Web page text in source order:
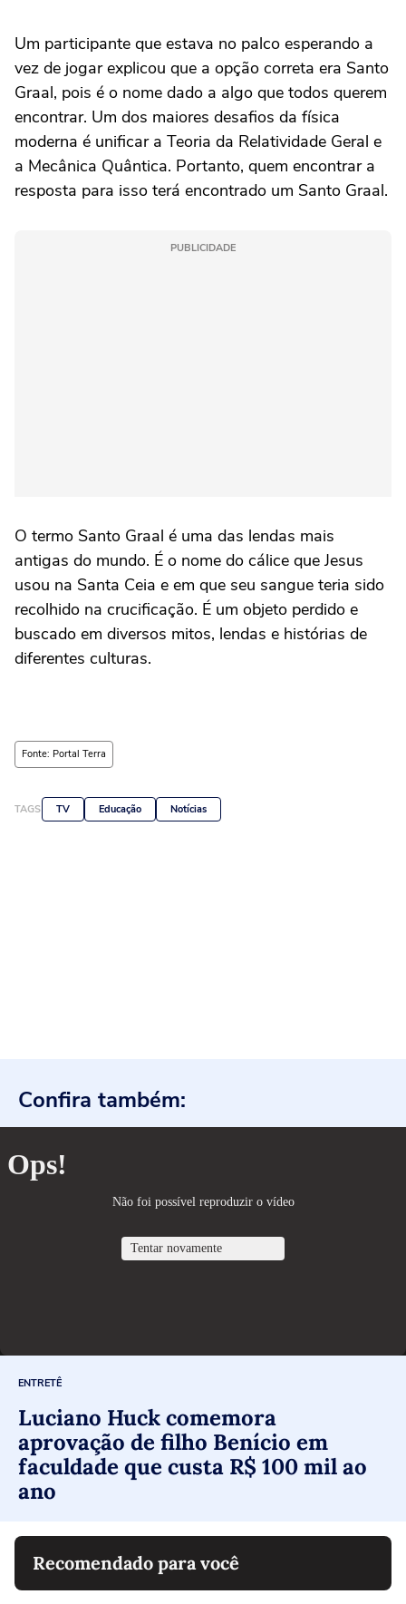
Um participante que estava no palco esperando a
vez de jogar explicou que a opção correta era Santo
Graal, pois é o nome dado a algo que todos querem
encontrar. Um dos maiores desafios da física
moderna é unificar a Teoria da Relatividade Geral e
a Mecânica Quântica. Portanto, quem encontrar a
resposta para isso terá encontrado um Santo Graal.
PUBLICIDADE
O termo Santo Graal é uma das lendas mais
antigas do mundo. É o nome do cálice que Jesus
usou na Santa Ceia e em que seu sangue teria sido
recolhido na crucificação. É um objeto perdido e
buscado em diversos mitos, lendas e histórias de
diferentes culturas.
Fonte: Portal Terra
TAGS TV Educação Notícias
Confira também:
ENTRETÊ
Luciano Huck comemora
aprovação de filho Benício em
faculdade que custa R$ 100 mil ao
ano
Recomendado para você